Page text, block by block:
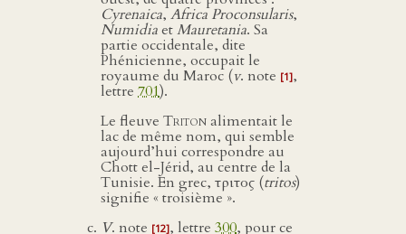
Cyrenaica,Africa Proconsularis,
NumidiaetMauretania. Sa
partie occidentale, dite
Phénicienne, occupait le
royaume du Maroc (v. note [1],
lettre 701).
Le fleuve Tritonalimentait le
lac de même nom, qui semble
aujourd’hui correspondre au
Chott el-Jérid, au centre de la
Tunisie. En grec, τριτος (tritos)
signifie « troisième ».
V. note [12], lettre 300, pour ce